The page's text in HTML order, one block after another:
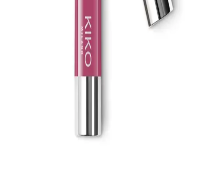
Natural Colors 3N Koyu Kahve Organik Saç
Boyası: Sağlıklı ve Doğal Renk Seçeneği
Doğal ve sağlıklı içeriklerle formüle edilen Natural Colors 3N koyu
kahve organik saç boyası, amonyaksız yapısı ve kolay
uygulamasıyla uzun süre kalıcı ve parlak sonuçlar sunar.
Baboon Natural Baboon Cilt Temizleme Çubuğu:
Organicsun Doğal Kabak Lifli Eşek Sütü Sabunu: